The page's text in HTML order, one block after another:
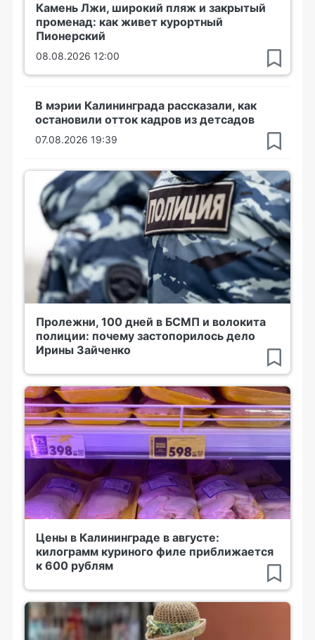
Камень Лжи, широкий пляж и закрытый
променад: как живет курортный
Пионерский
08.08.2026 12:00
В мэрии Калининграда рассказали, как
остановили отток кадров из детсадов
07.08.2026 19:39
Пролежни, 100 дней в БСМП и волокита
полиции: почему застопорилось дело
Ирины Зайченко
Цены в Калининграде в августе:
килограмм куриного филе приближается
к 600 рублям